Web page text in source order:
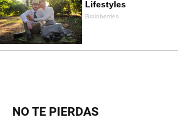
NO TE PIERDAS